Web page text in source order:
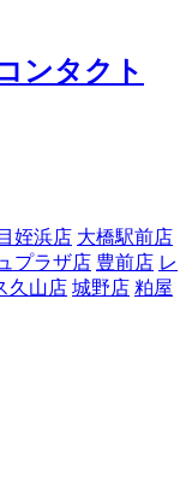
ンタクト
姪浜店 大橋駅前店
プラザ店 豊前店 レ
久山店 城野店 粕屋